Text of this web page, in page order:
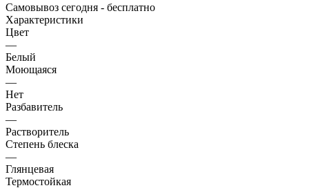
Самовывоз сегодня - бесплатно
Характеристики
Цвет
—
Белый
Моющаяся
—
Нет
Разбавитель
—
Растворитель
Степень блеска
—
Глянцевая
Термостойкая